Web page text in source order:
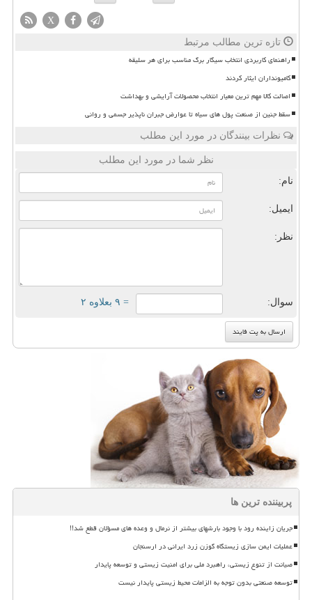
X
تازه ترین مطالب مرتبط
راهنمای کاربردی انتخاب سیگار برگ مناسب برای هر سلیقه
کامیونداران ایثار کردند
اصالت کالا مهم ترین معیار انتخاب محصولات آرایشی و بهداشت
سقط جنین از صنعت پول های سیاه تا عوارض جبران ناپذیر جسمی و روانی
نظرات بینندگان در مورد این مطلب
نظر شما در مورد این مطلب
نام:
ایمیل:
نظر:
سوال: = ۹ بعلاوه ۲
پربیننده ترین ها
جریان زاینده رود با وجود بارشهای بیشتر از نرمال و وعده های مسؤلان قطع شد!!
عملیات ایمن سازی زیستگاه گوزن زرد ایرانی در ارسنجان
صیانت از تنوع زیستی، راهبرد ملی برای امنیت زیستی و توسعه پایدار
توسعه صنعتی بدون توجه به الزامات محیط زیستی پایدار نیست